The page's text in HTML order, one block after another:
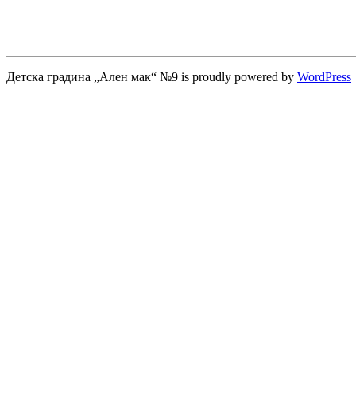
Детска градина „Ален мак“ №9 is proudly powered by WordPress